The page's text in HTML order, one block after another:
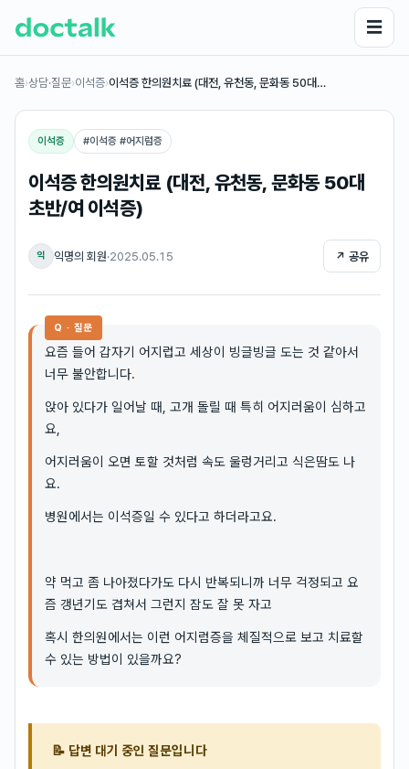
☰
홈›상담·질문›이석증›이석증 한의원치료 (대전, 유천동, 문화동 50대…
이석증 #이석증 #어지럼증
이석증 한의원치료 (대전, 유천동, 문화동 50대
초반/여 이석증)
익 익명의 회원·2025.05.15 ↗ 공유
Q · 질문
요즘 들어 갑자기 어지럽고 세상이 빙글빙글 도는 것 같아서
너무 불안합니다.
앉아 있다가 일어날 때, 고개 돌릴 때 특히 어지러움이 심하고
요,
어지러움이 오면 토할 것처럼 속도 울렁거리고 식은땀도 나
요.
병원에서는 이석증일 수 있다고 하더라고요.
약 먹고 좀 나아졌다가도 다시 반복되니까 너무 걱정되고 요
즘 갱년기도 겹쳐서 그런지 잠도 잘 못 자고
혹시 한의원에서는 이런 어지럼증을 체질적으로 보고 치료할
수 있는 방법이 있을까요?
📝 답변 대기 중인 질문입니다